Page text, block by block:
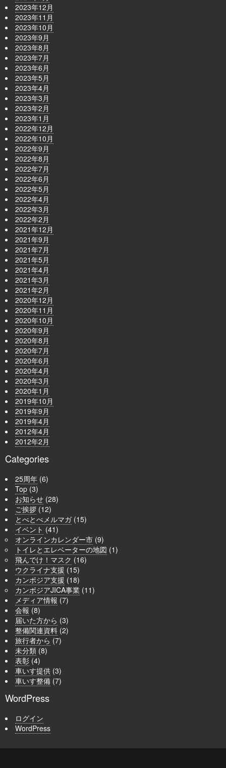
2023年12月
2023年11月
2023年10月
2023年9月
2023年8月
2023年7月
2023年6月
2023年5月
2023年4月
2023年3月
2023年2月
2023年1月
2022年12月
2022年10月
2022年9月
2022年8月
2022年7月
2022年6月
2022年5月
2022年4月
2022年3月
2022年2月
2021年12月
2021年9月
2021年7月
2021年5月
2021年4月
2021年3月
2021年2月
2020年12月
2020年11月
2020年10月
2020年9月
2020年8月
2020年7月
2020年6月
2020年4月
2020年3月
2020年1月
2019年10月
2019年9月
2019年4月
2012年4月
2012年2月
Categories
25周年 (6)
Top (3)
お知らせ (28)
ご挨拶 (12)
とべとべメルマガ(15)
イベント (41)
オンラインカレンダー市 (9)
トイレとエレベーターの地図 (1)
飛んでけ！マスク (16)
ウクライナ支援 (15)
カンボジア支援 (18)
カンボジアJICA事業 (11)
メディア情報 (7)
会報 (8)
届いた方から (3)
整備関連資料 (2)
旅行者から (7)
未分類 (8)
表彰 (4)
車いす提供 (3)
車いす整備 (7)
WordPress
ログイン
WordPress